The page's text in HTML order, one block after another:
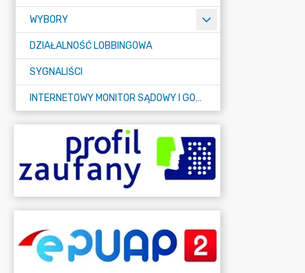
WYBORY
DZIAŁALNOŚĆ LOBBINGOWA
SYGNALIŚCI
INTERNETOWY MONITOR SĄDOWY I GOSPODARCZY